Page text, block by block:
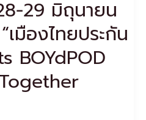
29 มิถุนายน
มืองไทยประกัน
BOYdPOD